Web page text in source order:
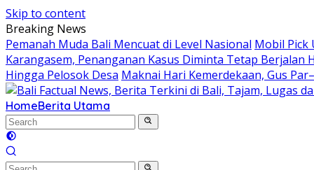
Skip to content
Breaking News
Pemanah Muda Bali Mencuat di Level Nasional Mobil Pick
Karangasem, Penanganan Kasus Diminta Tetap Berjalan
Hingga Pelosok Desa Maknai Hari Kemerdekaan, Gus
HomeBerita Utama